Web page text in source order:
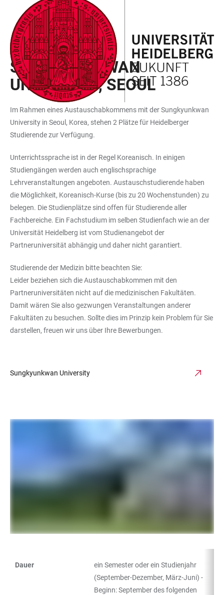
LINKS
ZUR
BARRIEREFREIHEIT
ZUM
HAUPTINHALT
HAUPTNAVIGATION
ÖFFNEN
WEBSEITENSUCHE
ÖFFNEN
AUSTAUSCHPROGRAMME
SUNGKYUNKWAN
UNIVERSITY, SEOUL
Im Rahmen eines Austauschabkommens mit der Sungkyunkwan
University in Seoul, Korea, stehen 2 Plätze für Heidelberger
Studierende zur Verfügung.
Unterrichtssprache ist in der Regel Koreanisch. In einigen
Studiengängen werden auch englischsprachige
Lehrveranstaltungen angeboten. Austauschstudierende haben
die Möglichkeit, Koreanisch-Kurse (bis zu 20 Wochenstunden) zu
belegen. Die Studienplätze sind offen für Studierende aller
Fachbereiche. Ein Fachstudium im selben Studienfach wie an der
Universität Heidelberg ist vom Studienangebot der
Partneruniversität abhängig und daher nicht garantiert.
Studierende der Medizin bitte beachten Sie:
Leider beziehen sich die Austauschabkommen mit den
Partneruniversitäten nicht auf die medizinischen Fakultäten.
Damit wären Sie also gezwungen Veranstaltungen anderer
Fakultäten zu besuchen. Sollte dies im Prinzip kein Problem für Sie
darstellen, freuen wir uns über Ihre Bewerbungen.
Sungkyunkwan University
Dauer
ein Semester oder ein Studienjahr
(September-Dezember, März-Juni) -
Beginn: September des folgenden